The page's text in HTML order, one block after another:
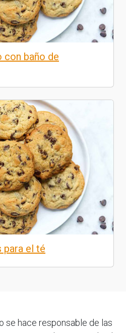
con baño de
para el té
se hace responsable de las